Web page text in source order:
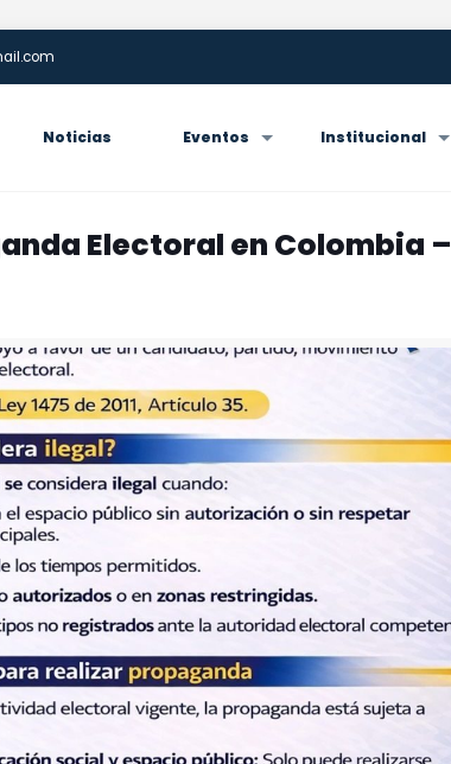
Noticias Eventos Institucional
Electoral en Colombia –